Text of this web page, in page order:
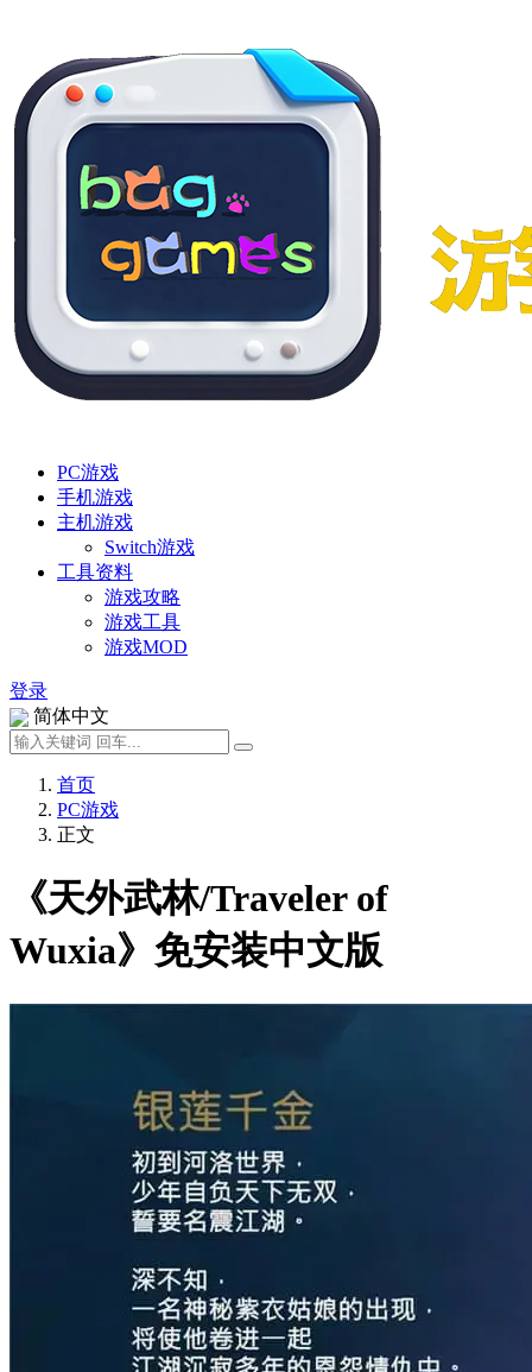
PC游戏
手机游戏
主机游戏
Switch游戏
工具资料
游戏攻略
游戏工具
游戏MOD
登录
简体中文
首页
PC游戏
正文
《天外武林/Traveler of
Wuxia》免安装中文版